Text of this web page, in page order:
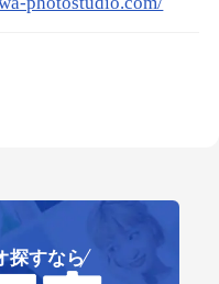
探すなら